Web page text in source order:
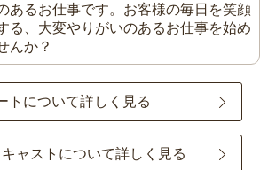
あるお仕事です。お客様の毎日を笑顔
る、大変やりがいのあるお仕事を始め
んか？
トについて詳しく見る
ャストについて詳しく見る